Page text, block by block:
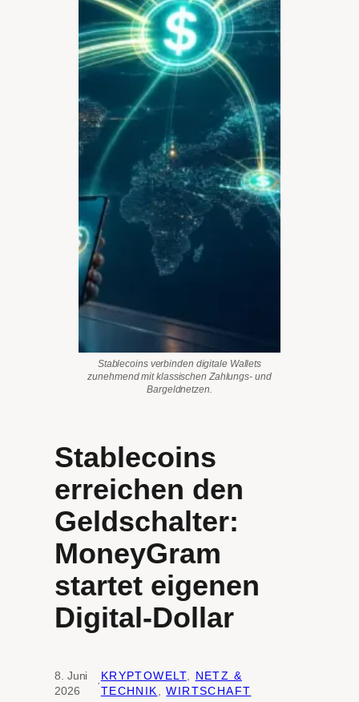
Stablecoins verbinden digitale Wallets
zunehmend mit klassischen Zahlungs- und
Bargeldnetzen.
Stablecoins
erreichen den
Geldschalter:
MoneyGram
startet eigenen
Digital-Dollar
8. Juni
2026
·
KRYPTOWELT, NETZ &
TECHNIK , WIRTSCHAFT